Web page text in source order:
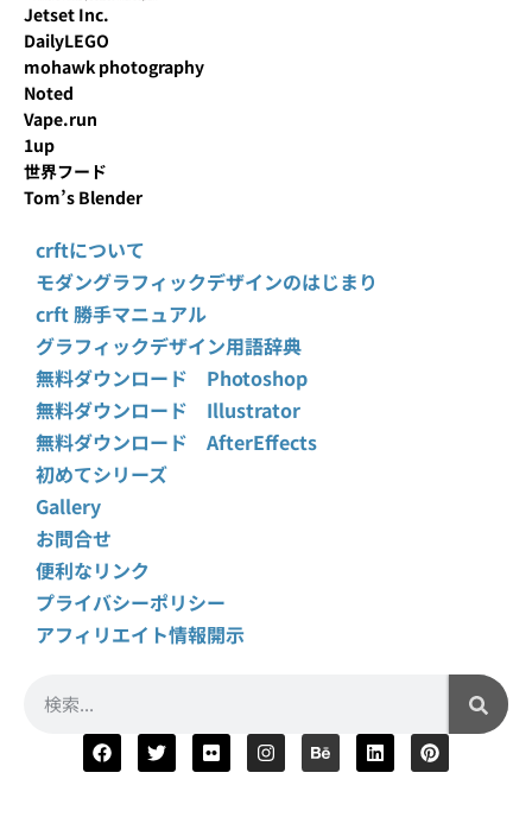
Jetset Inc.
DailyLEGO
mohawk photography
Noted
Vape.run
1up
世界フード
Tom’s Blender
crftについて
モダングラフィックデザインのはじまり
crft 勝手マニュアル
グラフィックデザイン用語辞典
無料ダウンロード Photoshop
無料ダウンロード Illustrator
無料ダウンロード AfterEffects
初めてシリーズ
Gallery
お問合せ
便利なリンク
プライバシーポリシー
アフィリエイト情報開示